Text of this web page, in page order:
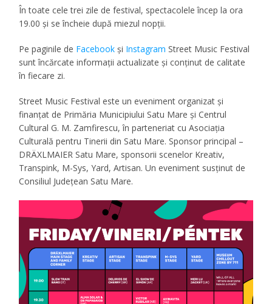
În toate cele trei zile de festival, spectacolele încep la ora
19.00 și se încheie după miezul nopții.
Pe paginile de Facebook și Instagram Street Music Festival
sunt încărcate informații actualizate și conținut de calitate
în fiecare zi.
Street Music Festival este un eveniment organizat și
finanțat de Primăria Municipiului Satu Mare și Centrul
Cultural G. M. Zamfirescu, în parteneriat cu Asociația
Culturală pentru Tinerii din Satu Mare. Sponsor principal –
DRÄXLMAIER Satu Mare, sponsorii scenelor Kreativ,
Transpink, M-Sys, Yard, Artisan. Un eveniment susținut de
Consiliul Județean Satu Mare.